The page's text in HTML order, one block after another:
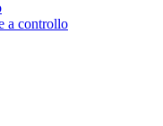
a controllo